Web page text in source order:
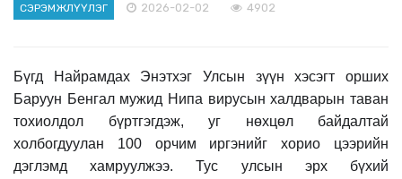
СЭРЭМЖЛҮҮЛЭГ 2026-02-02 4902
Бүгд Найрамдах Энэтхэг Улсын зүүн хэсэгт орших
Баруун Бенгал мужид Нипа вирусын халдварын таван
тохиолдол бүртгэгдэж, уг нөхцөл байдалтай
холбогдуулан 100 орчим иргэнийг хорио цээрийн
дэглэмд хамруулжээ. Тус улсын эрх бүхий